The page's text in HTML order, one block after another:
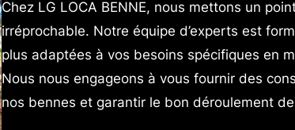
Chez LG LOCA BENNE, nous mettons un
irréprochable. Notre équipe d’experts est
plus adaptées à vos besoins spécifiques en
Nous nous engageons à vous fournir des
nos bennes et garantir le bon déroulement